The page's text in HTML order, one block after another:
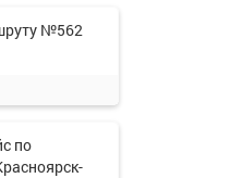
№562
по